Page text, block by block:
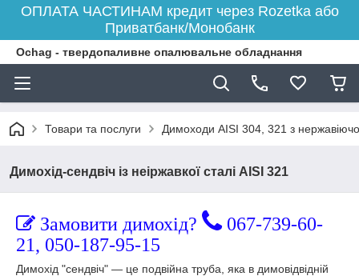
ОПЛАТА ЧАСТИНАМ кредит через Rozetka або
Приватбанк/Монобанк
Ochag - твердопаливне опалювальне обладнання
Товари та послуги Димоходи AISI 304, 321 з
Димохід-сендвіч із неіржавкої сталі AISI 321
Замовити димохід?
067-739-60-
21, 050-187-95-15
Димохід "сендвіч" — це подвійна труба, яка в димовідвідній